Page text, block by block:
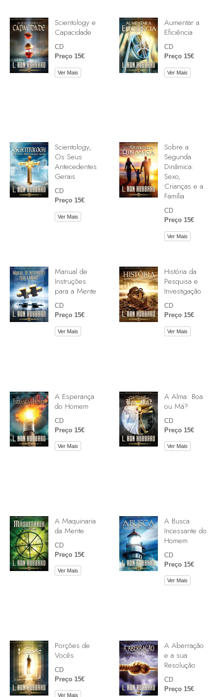
Scientology e
Capacidade
CD
Preço 15€
Ver Mais
Aumentar a
Eficiência
CD
Preço 15€
Ver Mais
Scientology,
Os Seus
Antecedentes
Gerais
CD
Preço 15€
Ver Mais
Sobre a
Segunda
Dinâmica:
Sexo,
Crianças e a
Família
CD
Preço 15€
Ver Mais
Manual de
Instruções
para a Mente
CD
Preço 15€
Ver Mais
História da
Pesquisa e
Investigação
CD
Preço 15€
Ver Mais
A Esperança
do Homem
CD
Preço 15€
Ver Mais
A Alma: Boa
ou Má?
CD
Preço 15€
Ver Mais
A Maquinaria
da Mente
CD
Preço 15€
Ver Mais
A Busca
Incessante do
Homem
CD
Preço 15€
Ver Mais
Porções de
Vocês
CD
Preço 15€
Ver Mais
A Aberração
e a sua
Resolução
CD
Preço 15€